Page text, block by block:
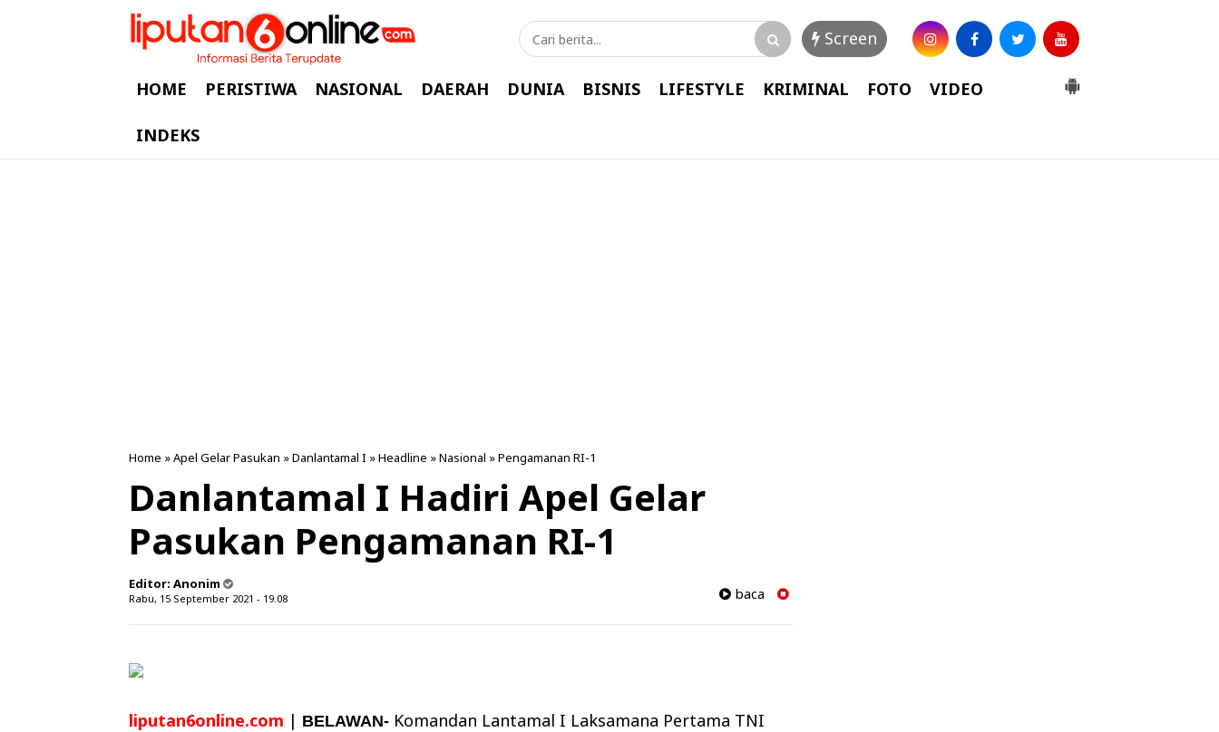
Screen
HOME PERISTIWA NASIONAL DAERAH DUNIA BISNIS LIFESTYLE KRIMINAL FOTO VIDEO
INDEKS
Home »Apel Gelar Pasukan »Danlantamal I »Headline »Nasional »Pengamanan RI-1
Danlantamal I Hadiri Apel Gelar
Pasukan Pengamanan RI-1
Editor: Anonim
Rabu, 15 September 2021 - 19.08 baca
liputan6online.com | BELAWAN- Komandan Lantamal I Laksamana Pertama TNI